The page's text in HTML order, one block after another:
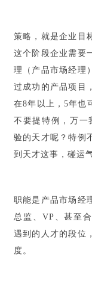
策略，就是企业目
这个阶段企业需要
理（产品市场经理
过成功的产品项目
在8年以上，5年也
不要提特例，万一
验的天才呢？特例
到天才这事，碰运
职能是产品市场经
总监、VP、甚至
遇到的人才的段位
度。